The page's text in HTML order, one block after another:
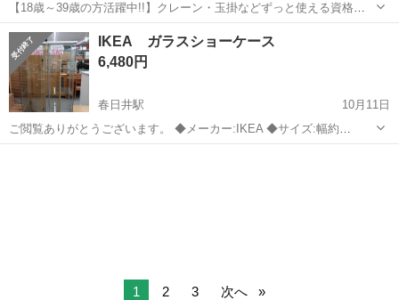
【18歳～39歳の方活躍中!!】クレーン・玉掛などずっと使える資格
GET★未経験歓迎★検査等《B15-002159r1》 仕事内容 ～20代、30代
活躍中～ 職場は換気扇などに使われるプラスチック部品（パーツ）の
製造を行う...
愛知 春日井市 春日井駅
IKEA ガラスショーケース
6,480円
春日井駅
10月11日
ご閲覧ありがとうございます。 ◆メーカー:IKEA ◆サイズ:幅約
42.5cm×奥行約36.5cm×高さ約163cm ◆状態:USED 商品はUSEDにな
1 2 3 次へ